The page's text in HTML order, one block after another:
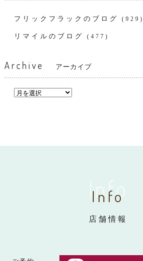
フリックフラックのブログ (929)
リマイルのブログ (477)
Archive アーカイブ
Info
Info
店舗情報